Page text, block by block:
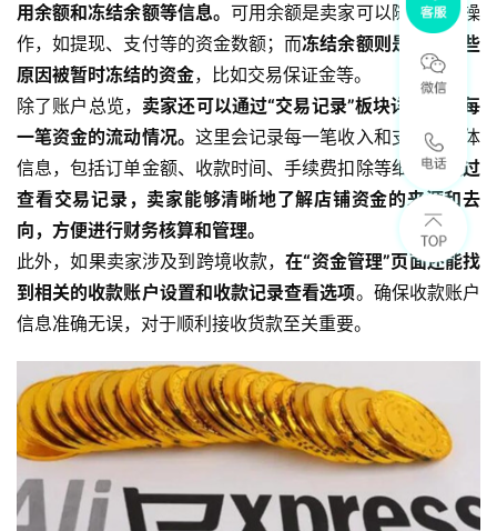
用余额和冻结余额等信息。 可用余额是卖家可以随时进行操
作，如提现、支付等的资金数额；而冻结余额则是由于某些
原因被暂时冻结的资金，比如交易保证金等。
除了账户总览， 卖家还可以通过“交易记录”板块详细查看每
一笔资金的流动情况。 这里会记录每一笔收入和支出的具体
信息，包括订单金额、收款时间、手续费扣除等细节。通过
查看交易记录，卖家能够清晰地了解店铺资金的来源和去
向，方便进行财务核算和管理。
此外，如果卖家涉及到跨境收款，在“资金管理”页面还能找
到相关的收款账户设置和收款记录查看选项。确保收款账户
信息准确无误，对于顺利接收货款至关重要。